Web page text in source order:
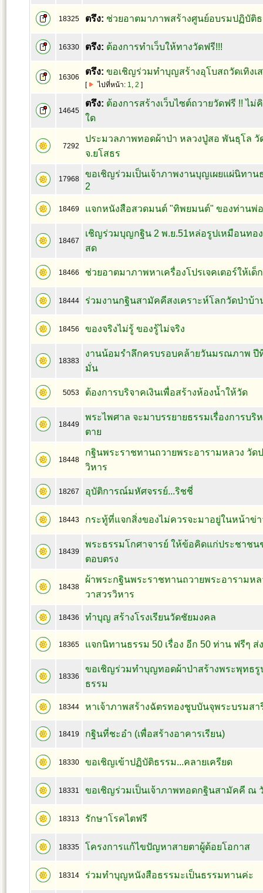
18325 ตรึง: ช่วยอาตมาภาพสร้างศูนย์อบรมปฏิบัติ
16330 ตรึง: ต้องการทำเว็บให้ทางวัดฟรี!!!
16306
ตรึง: ขอเชิญร่วมทำบุญสร้างอุโบสถวัดเทิงเ
[ ไปที่หน้า: 1, 2 ]
14645
ตรึง: ต้องการสร้างเว็บไซต์ถวายวัดฟรี !! ไม่
ใด
7292
ประมวลภาพทอดผ้าป่า หลวงปู่สอ พันธุโล วั
จ.ยโสธร
17968
ขอเชิญร่วมเป็นเจ้าภาพงานบุญเผยแผ่นิทาน
2
18469 แจกหนังสือสวดมนต์ "ทิพยมนต์" ของท่านพ่
18467
เชิญร่วมบุญกฐิน 2 พ.ย.51หล่อรูปเหมือนทอ
สด
18466 ช่วยอาตมาภาพหาเครื่องโปรเจคเตอร์ให้เด็
18444 ร่วมงานกฐินสามัคคีสงเคราะห์โลกวัดป่าบ้า
18456 ของจริงไม่รู้ ของรู้ไม่จริง
18383
งานน้อมรำลึกครบรอบคล้ายวันมรณภาพ ปี
มั่น
5053 ต้องการบริจาคเงินเพื่อสร้างห้องน้ำให้วัด
18449
พระไพศาล จะมาบรรยายธรรมเรื่องการบริ
ตาย
18448
กฐินพระราชทานถวายพระอารามหลวง วัด
วิหาร
18267 อุบัติการณ์มหัศจรรย์...ริชชี่
18443 กระทู้ที่แจกสิ่งของไม่ควรจะมาอยู่ในหน้าข่
18439
พระธรรมโกศาจารย์ ให้ข้อคิดแก่ประชาชน
ตอบตรง
18438
ผ้าพระกฐินพระราชทานถวายพระอารามหล
วาสวรวิหาร
18436 ทำบุญ สร้างโรงเรียนวัดชัยมงคล
18365 แจกนิทานธรรม 50 เรื่อง อีก 50 ท่าน ฟรีๆ ส่
18336
ขอเชิญร่วมทำบุญทอดผ้าป่าสร้างพระพุทธ
ธรรม
18344 หาเจ้าภาพสร้างฉัตรทองชูบบันจุพระบรมสา
18419 กฐินที่ชะอำ (เพื่อสร้างอาคารเรียน)
18330 ขอเชิญเข้าปฏิบัติธรรม...คลายเครียด
18331 ขอเชิญร่วมเป็นเจ้าภาพทอดกฐินสามัคคี ณ
18313 รักษาโรคไตฟรี
18335 โครงการแก้ไขปัญหาสายตาผู้ด้อยโอกาส
18314 ร่วมทำบุญหนังสือธรรมะเป็นธรรมทานค่ะ